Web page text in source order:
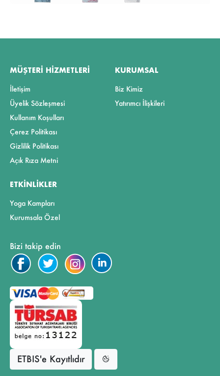
MÜŞTERI HIZMETLERI
İletişim
Üyelik Sözleşmesi
Kullanım Koşulları
Çerez Politikası
Gizlilik Politikası
Açık Rıza Metni
KURUMSAL
Biz Kimiz
Yatırımcı İlişkileri
ETKINLIKLER
Yoga Kampları
Kurumsala Özel
Bizi takip edin
ETBIS'e Kayıtlıdır